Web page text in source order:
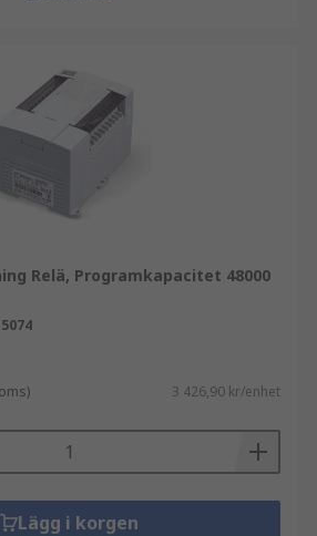
Relä, Programkapacitet 48000
3 426,90 kr/enhet
Lägg i korgen